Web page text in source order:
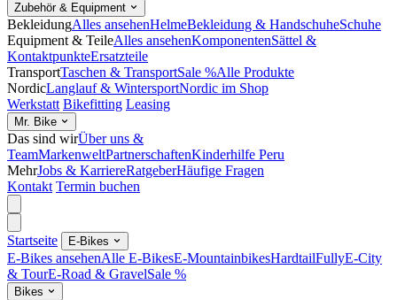
Zubehör & Equipment
BekleidungAlles ansehenHelmeBekleidung & HandschuheSchuhe
Equipment & TeileAlles ansehenKomponentenSättel &
KontaktpunkteErsatzteile
TransportTaschen & TransportSale %Alle Produkte
NordicLanglauf & WintersportNordic im Shop
Werkstatt Bikefitting Leasing
Mr. Bike
Das sind wirÜber uns &
TeamMarkenweltPartnerschaftenKinderhilfe Peru
MehrJobs & KarriereRatgeberHäufige Fragen
Kontakt Termin buchen
Startseite E-Bikes
E-Bikes ansehenAlle E-BikesE-MountainbikesHardtailFullyE-City
& TourE-Road & GravelSale %
Bikes